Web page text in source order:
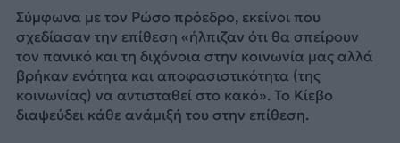
Σύμφωνα με τον Ρώσο πρόεδρο, εκείνοι που
σχεδίασαν την επίθεση «ήλπιζαν ότι θα σπείρουν
τον πανικό και τη διχόνοια στην κοινωνία μας αλλά
βρήκαν ενότητα και αποφασιστικότητα (της
κοινωνίας) να αντισταθεί στο κακό». Το Κίεβο
διαψεύδει κάθε ανάμιξή του στην επίθεση.